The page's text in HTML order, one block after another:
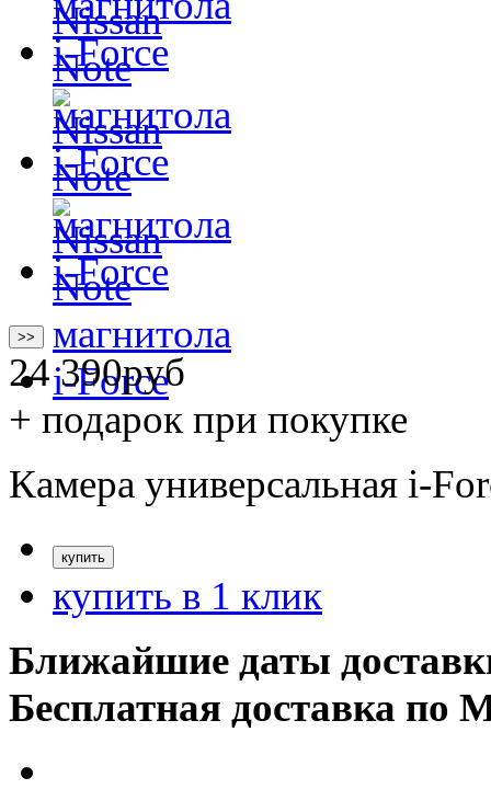
>>
24 390руб
+ подарок при покупке
Камера универсальная i-
купить в 1 клик
Ближайшие даты
Бесплатная доставка по